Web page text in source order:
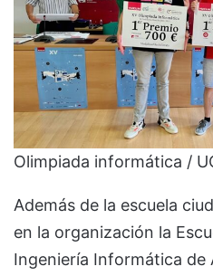
Olimpiada informática /
Además de la escuela
en la organización la
Ingeniería Informática de